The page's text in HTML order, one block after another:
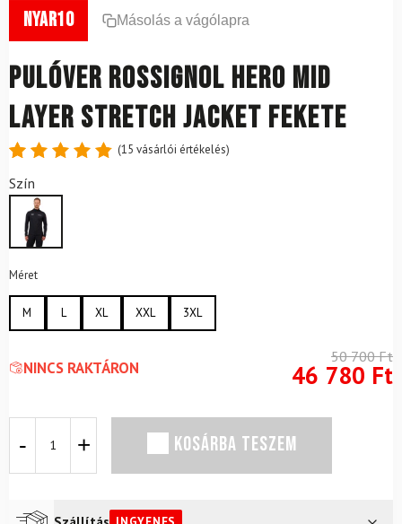
nyar10 Másolás a vágólapra
Pulóver ROSSIGNOL Hero Mid
Layer Stretch Jacket Fekete
4.87
5-ből,
értékelés
alapján
(15 vásárlói értékelés)
Szín
Méret
M L XL XXL 3XL
NINCS RAKTÁRON
50 700Ft
46 780 Ft
ROSSIGNOL
Stretch
KOSÁRBA TESZEM